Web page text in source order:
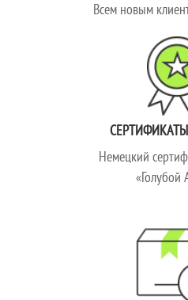
Всем новым
Немецкий
«Голубой